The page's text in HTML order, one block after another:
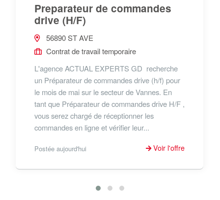
Preparateur de commandes
drive (H/F)
56890 ST AVE
Contrat de travail temporaire
L'agence ACTUAL EXPERTS GD recherche
un Préparateur de commandes drive (h/f) pour
le mois de mai sur le secteur de Vannes. En
tant que Préparateur de commandes drive H/F ,
vous serez chargé de réceptionner les
commandes en ligne et vérifier leur...
Postée aujourd'hui Voir l'offre